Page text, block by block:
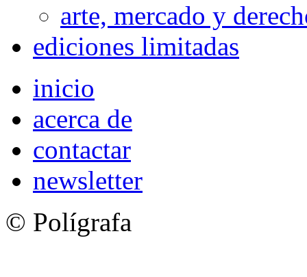
arte, mercado y
ediciones limitadas
inicio
acerca de
contactar
newsletter
© Polígrafa